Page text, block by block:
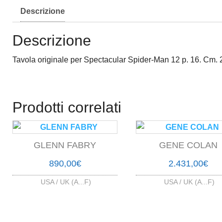
Descrizione
Descrizione
Tavola originale per Spectacular Spider-Man 12 p. 16.
Prodotti correlati
GLENN FABRY
890,00€
USA / UK (A...F)
GENE COLAN
2.431,00€
USA / UK (A...F)